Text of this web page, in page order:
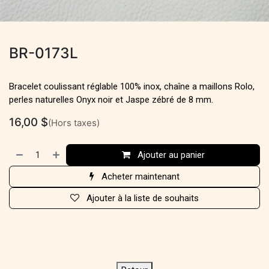
BR-0173L
Bracelet coulissant réglable 100% inox, chaîne a maillons Rolo,
perles naturelles Onyx noir et Jaspe zébré de 8 mm.
16,00 $(Hors taxes)
Ajouter au panier
Acheter maintenant
Ajouter à la liste de souhaits